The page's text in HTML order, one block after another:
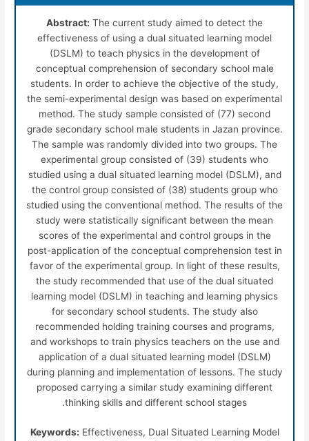
Abstract: The current study aimed to detect the
effectiveness of using a dual situated learning model
(DSLM) to teach physics in the development of
conceptual comprehension of secondary school male
students. In order to achieve the objective of the study,
the semi-experimental design was based on experimental
method. The study sample consisted of (77) second
grade secondary school male students in Jazan province.
The sample was randomly divided into two groups. The
experimental group consisted of (39) students who
studied using a dual situated learning model (DSLM), and
the control group consisted of (38) students group who
studied using the conventional method. The results of the
study were statistically significant between the mean
scores of the experimental and control groups in the
post-application of the conceptual comprehension test in
favor of the experimental group. In light of these results,
the study recommended that use of the dual situated
learning model (DSLM) in teaching and learning physics
for secondary school students. The study also
recommended holding training courses and programs,
and workshops to train physics teachers on the use and
application of a dual situated learning model (DSLM)
during planning and implementation of lessons. The study
proposed carrying a similar study examining different
thinking skills and different school stages.
Keywords: Effectiveness, Dual Situated Learning Model